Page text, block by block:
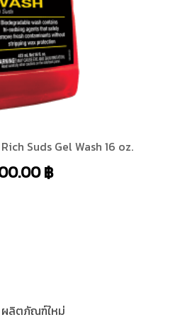
Suds Gel Wash 16 oz.
฿
ผลิตภัณฑ์ใหม่